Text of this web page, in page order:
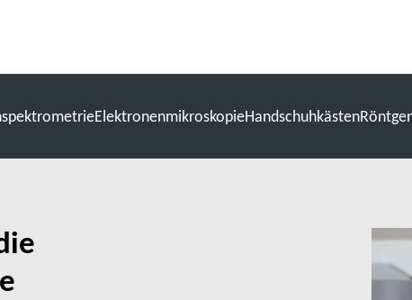
ElektronenmikroskopieHandschuhkästen